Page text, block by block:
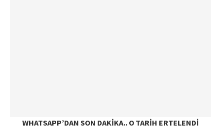
WHATSAPP’DAN SON DAKIKA.. O TARIH ERTELENDI